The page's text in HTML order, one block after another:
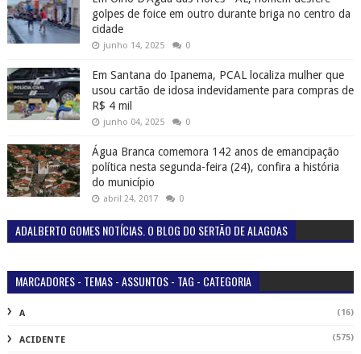
golpes de foice em outro durante briga no centro da
cidade
junho 14, 2025 0
Em Santana do Ipanema, PCAL localiza mulher que
usou cartão de idosa indevidamente para compras de
R$ 4 mil
junho 04, 2025 0
Água Branca comemora 142 anos de emancipação
política nesta segunda-feira (24), confira a história
do município
abril 24, 2017 0
ADALBERTO GOMES NOTÍCIAS. O BLOG DO SERTÃO DE ALAGOAS
MARCADORES - TEMAS - ASSUNTOS - TAG - CATEGORIA
A (16)
ACIDENTE (575)